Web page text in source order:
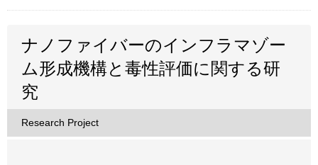
ナノファイバーのインフラマゾー
ム形成機構と毒性評価に関する研
究
Research Project